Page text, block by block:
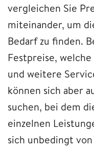
vergleichen Sie
miteinander, um
Bedarf zu finden.
Festpreise,
und weitere
können sich aber
suchen, bei dem
einzelnen
sich unbedingt